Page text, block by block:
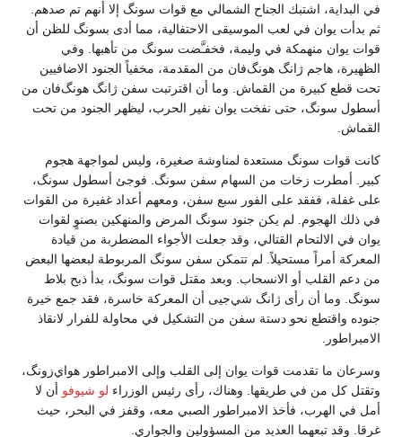
في البداية، اشتبك الجناح الشمالي مع قوات سونگ إلا أنهم تم صدهم.
ثم بدأت يوان في لعب الموسيقى الاحتفالية، مما أدى بسونگ للظن أن
قوات يوان منهمكة في وليمة، فخفـَّضت سونگ من تأهبها. وفي
الظهيرة، هاجم ژانگ هونگ‌فان من المقدمة، مخفياً الجنود الاضافيين
تحت قطع كبيرة من القماش. وما أن اقترتبت سفن ژانگ هونگ‌فان من
أسطول سونگ، حتى نفخت يوان نفير الحرب، ليظهر الجنود من تحت
القماش.
كانت قوات سونگ مستعدة لمناوشة صغيرة، وليس لمواجهة هجوم
كبير. أمطرت زخات من السهام سفن سونگ. فوجئ أسطول سونگ،
على غفلة، ففقد على الفور سبع سفن، ومعهم أعداد غفيرة من القوات
في ذلك الهجوم. لم يكن جنود سونگ المرض والمنهكين بصنوٍ لقوات
يوان في الالتحام القتالي، وقد جعلت الأجواء المضطربة من قيادة
المعركة أمراً مستحيلاً. لم تتمكن سفن سونگ المربوطة لبعضها البعض
من دعم القلب أو الانسحاب. وبعد مقتل قوات سونگ، بدأ ذبح بلاط
سونگ. وما أن رأى ژانگ شي‌جيى أن المعركة خاسرة، فقد جمع خيرة
جنوده واقتطع نحو دستة سفن من التشكيل في محاولة للفرار لانقاذ
الامبراطور.
وسرعان ما تقدمت قوات يوان إلى القلب وإلى الامبراطور هواي‌زونگ،
وتقتل كل من في طريقها. وهناك، رأى رئيس الوزراء لو شيوفو أن لا
أمل في الهرب، فأخذ الامبراطور الصبي معه، وقفز في البحر، حيث
غرقا. وقد تبعهما العديد من المسؤولين والجواري.